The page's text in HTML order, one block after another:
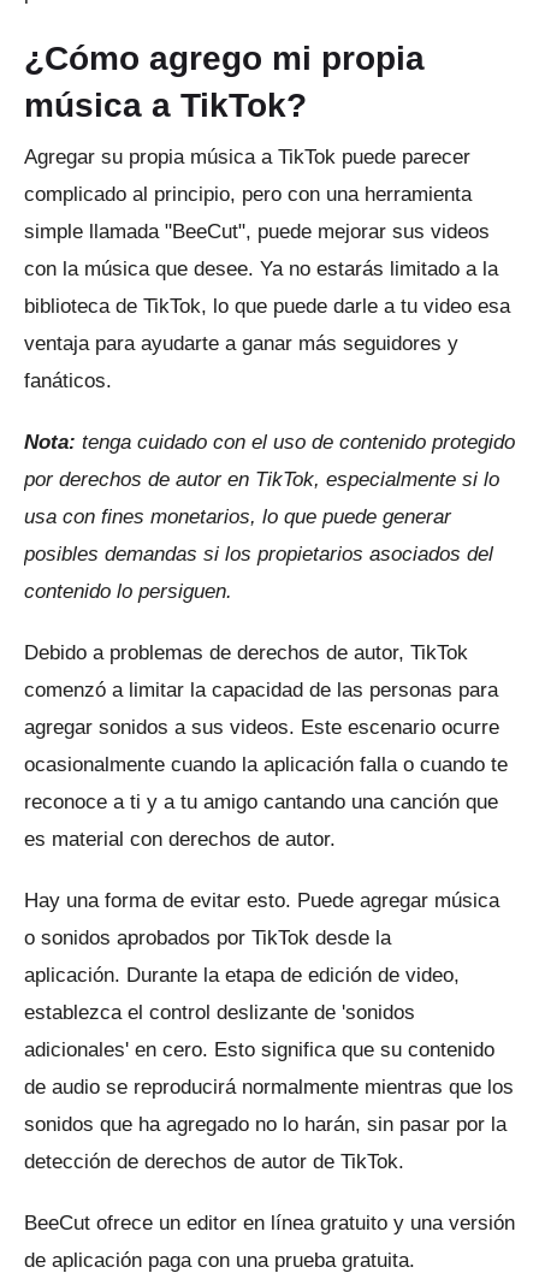
¿Cómo agrego mi propia
música a TikTok?
Agregar su propia música a TikTok puede parecer
complicado al principio, pero con una herramienta
simple llamada "BeeCut", puede mejorar sus videos
con la música que desee. Ya no estarás limitado a la
biblioteca de TikTok, lo que puede darle a tu video esa
ventaja para ayudarte a ganar más seguidores y
fanáticos.
Nota: tenga cuidado con el uso de contenido protegido
por derechos de autor en TikTok, especialmente si lo
usa con fines monetarios, lo que puede generar
posibles demandas si los propietarios asociados del
contenido lo persiguen.
Debido a problemas de derechos de autor, TikTok
comenzó a limitar la capacidad de las personas para
agregar sonidos a sus videos. Este escenario ocurre
ocasionalmente cuando la aplicación falla o cuando te
reconoce a ti y a tu amigo cantando una canción que
es material con derechos de autor.
Hay una forma de evitar esto. Puede agregar música
o sonidos aprobados por TikTok desde la
aplicación. Durante la etapa de edición de video,
establezca el control deslizante de 'sonidos
adicionales' en cero. Esto significa que su contenido
de audio se reproducirá normalmente mientras que los
sonidos que ha agregado no lo harán, sin pasar por la
detección de derechos de autor de TikTok.
BeeCut ofrece un editor en línea gratuito y una versión
de aplicación paga con una prueba gratuita.